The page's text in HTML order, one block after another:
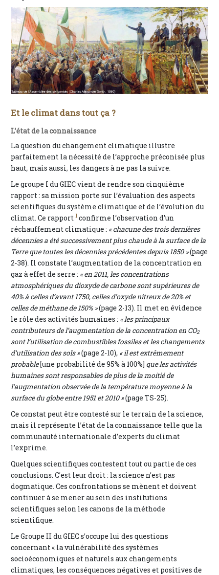
Et le climat dans tout ça ?
L’état de la connaissance
La question du changement climatique illustre
parfaitement la nécessité de l’approche préconisée plus
haut, mais aussi, les dangers à ne pas la suivre.
Le groupe I du GIEC vient de rendre son cinquième
rapport : sa mission porte sur l’évaluation des aspects
scientifiques du système climatique et de l’évolution du
climat. Ce rapport 1 confirme l’observation d’un
réchauffement climatique : « chacune des trois dernières
décennies a été successivement plus chaude à la surface de la
Terre que toutes les décennies précédentes depuis 1850 »(page
2-38). Il constate l’augmentation de la concentration en
gaz à effet de serre : « en 2011, les concentrations
atmosphériques du dioxyde de carbone sont supérieures de
40% à celles d’avant 1750, celles d’oxyde nitreux de 20% et
celles de méthane de 150% »(page 2-13). Il met en évidence
le rôle des activités humaines : « les principaux
contributeurs de l’augmentation de la concentration en CO2
sont l’utilisation de combustibles fossiles et les changements
d’utilisation des sols »(page 2-10), « il est extrêmement
probable[une probabilité de 95% à 100%] que les activités
humaines sont responsables de plus de la moitié de
l’augmentation observée de la température moyenne à la
surface du globe entre 1951 et 2010 »(page TS-25).
Ce constat peut être contesté sur le terrain de la science,
mais il représente l’état de la connaissance telle que la
communauté internationale d’experts du climat
l’exprime.
Quelques scientifiques contestent tout ou partie de ces
conclusions. C’est leur droit : la science n’est pas
dogmatique. Ces confrontations se mènent et doivent
continuer à se mener au sein des institutions
scientifiques selon les canons de la méthode
scientifique.
Le Groupe II du GIEC s’occupe lui des questions
concernant « la vulnérabilité des systèmes
socioéconomiques et naturels aux changements
climatiques, les conséquences négatives et positives de